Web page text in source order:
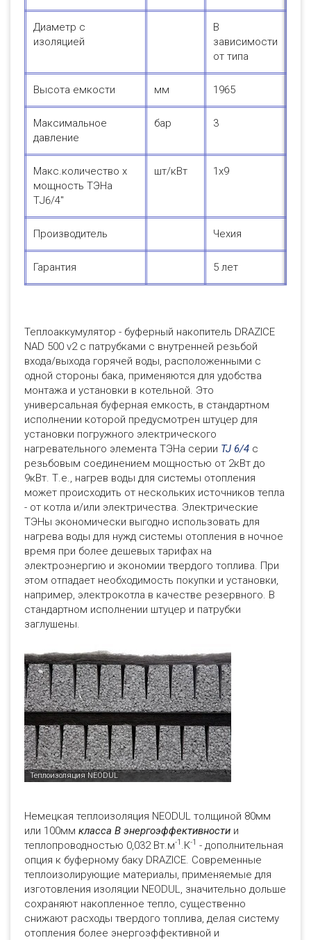
Диаметр с
изоляцией
В
зависимости
от типа
Высота емкости мм 1965
Максимальное
давление
бар 3
Макс.количество х
мощность ТЭНа
ТJ6/4"
шт/кВт 1х9
Производитель Чехия
Гарантия 5 лет
Теплоаккумулятор - буферный накопитель DRAZICE
NAD 500 v2 с патрубками с внутренней резьбой
входа/выхода горячей воды, расположенными с
одной стороны бака, применяются для удобства
монтажа и установки в котельной. Это
универсальная буферная емкость, в стандартном
исполнении которой предусмотрен штуцер для
установки погружного электрического
нагревательного элемента ТЭНа серии TJ 6/4 с
резьбовым соединением мощностью от 2кВт до
9кВт. Т.е., нагрев воды для системы отопления
может происходить от нескольких источников тепла
- от котла и/или электричества. Электрические
ТЭНы экономически выгодно использовать для
нагрева воды для нужд системы отопления в ночное
время при более дешевых тарифах на
электроэнергию и экономии твердого топлива. При
этом отпадает необходимость покупки и установки,
например, электрокотла в качестве резервного. В
стандартном исполнении штуцер и патрубки
заглушены.
Немецкая теплоизоляция NEODUL толщиной 80мм
или 100мм класса В энергоэффективности и
теплопроводностью 0,032 Вт.м-1 .К-1 - дополнительная
опция к буферному баку DRAZICE. Современные
теплоизолирующие материалы, применяемые для
изготовления изоляции NEODUL, значительно дольше
сохраняют накопленное тепло, существенно
снижают расходы твердого топлива, делая систему
отопления более энергоэффективной и